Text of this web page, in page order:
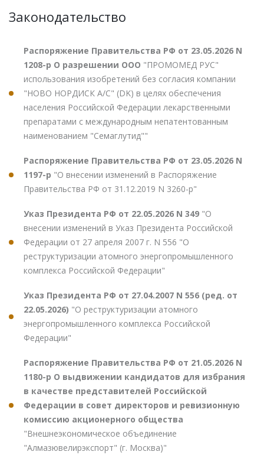
Законодательство
Распоряжение Правительства РФ от 23.05.2026 N
1208-р О разрешении ООО "ПРОМОМЕД РУС"
использования изобретений без согласия компании
"НОВО НОРДИСК А/С" (DK) в целях обеспечения
населения Российской Федерации лекарственными
препаратами с международным непатентованным
наименованием "Семаглутид""
Распоряжение Правительства РФ от 23.05.2026 N
1197-р "О внесении изменений в Распоряжение
Правительства РФ от 31.12.2019 N 3260-р"
Указ Президента РФ от 22.05.2026 N 349 "О
внесении изменений в Указ Президента Российской
Федерации от 27 апреля 2007 г. N 556 "О
реструктуризации атомного энергопромышленного
комплекса Российской Федерации"
Указ Президента РФ от 27.04.2007 N 556 (ред. от
22.05.2026) "О реструктуризации атомного
энергопромышленного комплекса Российской
Федерации"
Распоряжение Правительства РФ от 21.05.2026 N
1180-р О выдвижении кандидатов для избрания
в качестве представителей Российской
Федерации в совет директоров и ревизионную
комиссию акционерного общества
"Внешнеэкономическое объединение
"Алмазювелирэкспорт" (г. Москва)"